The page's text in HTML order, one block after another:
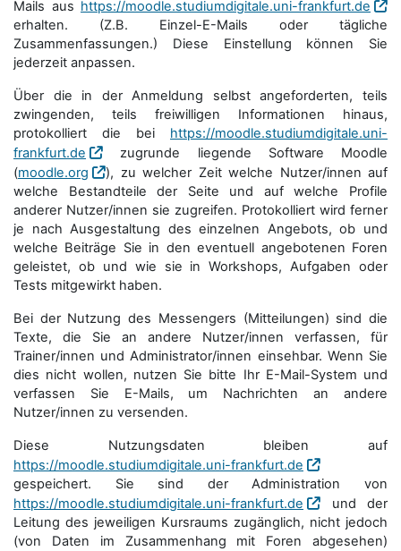
Mails aus https://moodle.studiumdigitale.uni-frankfurt.de
erhalten. (Z.B. Einzel-E-Mails oder tägliche
Zusammenfassungen.) Diese Einstellung können Sie
jederzeit anpassen.
Über die in der Anmeldung selbst angeforderten, teils
zwingenden, teils freiwilligen Informationen hinaus,
protokolliert die bei https://moodle.studiumdigitale.uni-
frankfurt.de
zugrunde liegende Software Moodle
(moodle.org
), zu welcher Zeit welche Nutzer/innen auf
welche Bestandteile der Seite und auf welche Profile
anderer Nutzer/innen sie zugreifen. Protokolliert wird ferner
je nach Ausgestaltung des einzelnen Angebots, ob und
welche Beiträge Sie in den eventuell angebotenen Foren
geleistet, ob und wie sie in Workshops, Aufgaben oder
Tests mitgewirkt haben.
Bei der Nutzung des Messengers (Mitteilungen) sind die
Texte, die Sie an andere Nutzer/innen verfassen, für
Trainer/innen und Administrator/innen einsehbar. Wenn Sie
dies nicht wollen, nutzen Sie bitte Ihr E-Mail-System und
verfassen Sie E-Mails, um Nachrichten an andere
Nutzer/innen zu versenden.
Diese Nutzungsdaten bleiben auf
https://moodle.studiumdigitale.uni-frankfurt.de
gespeichert. Sie sind der Administration von
https://moodle.studiumdigitale.uni-frankfurt.de
und der
Leitung des jeweiligen Kursraums zugänglich, nicht jedoch
(von Daten im Zusammenhang mit Foren abgesehen)